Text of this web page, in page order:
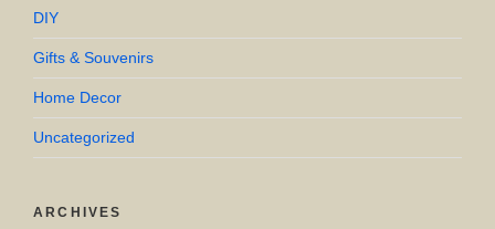
DIY
Gifts & Souvenirs
Home Decor
Uncategorized
ARCHIVES